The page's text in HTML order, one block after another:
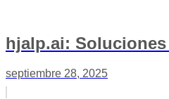
hjalp.ai:
septiembre 28, 2025